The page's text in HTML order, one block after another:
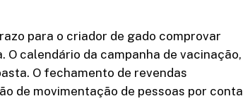
para o criador de gado comprovar
calendário da campanha de vacinação,
O fechamento de revendas
de movimentação de pessoas por conta